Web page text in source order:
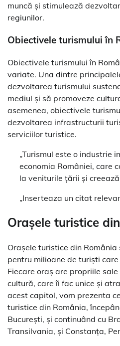
muncă și stimulează
regiunilor.
Obiectivele turismului în
Obiectivele turismului în
variate. Una dintre
dezvoltarea turismului
mediul și să promoveze
asemenea, obiectivele
dezvoltarea infrastructurii
serviciilor turistice.
„Turismul este o industrie
economia României, care
la veniturile țării și
„Inserteaza un citat
Orașele turistice
Orașele turistice din
pentru milioane de turiști
Fiecare oraș are propriile
cultură, care îi fac unice și
acest capitol, vom prezenta
turistice din România,
București, și continuând cu
Transilvania, și Constanța,